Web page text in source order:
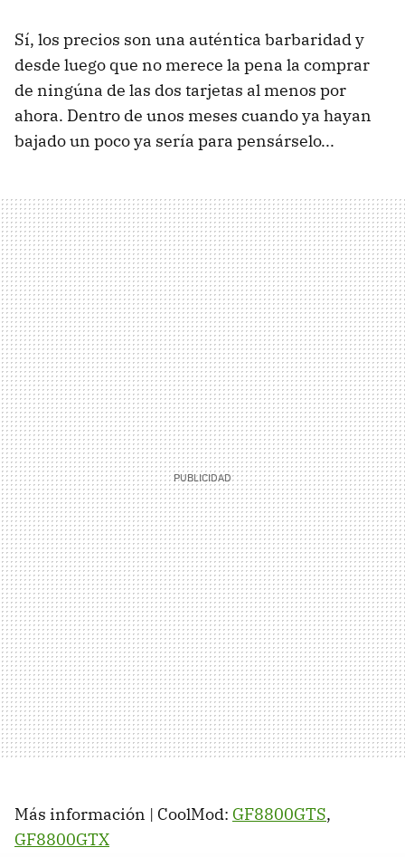
Sí, los precios son una auténtica barbaridad y
desde luego que no merece la pena la comprar
de ningúna de las dos tarjetas al menos por
ahora. Dentro de unos meses cuando ya hayan
bajado un poco ya sería para pensárselo...
Más información | CoolMod: GF8800GTS,
GF8800GTX